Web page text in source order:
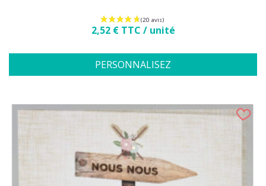
Prix
2,52 € TTC / unité
PERSONNALISEZ